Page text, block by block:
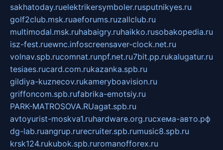
sakhatoday.ruelektrikersymboler.rusputnikyes.ru
golf2club.msk.ruaeforums.ruzallclub.ru
multimodal.msk.ruhabaigry.ruhaikko.rusobakopedia.ru
isz-fest.ruewnc.infoscreensaver-clock.net.ru
volnav.spb.rucomnat.runpf.net.ru7bit.pp.rukalugatur.ru
tesiaes.rucard.com.rukazanka.spb.ru
gildiya-kuznecov.rukameryboavision.ru
griffoncom.spb.rufabrika-emotsiy.ru
PARK-MATROSOVA.RUagat.spb.ru
avtoyurist-moskva1.ruhardware.org.ruсхема-авто.рф
dg-lab.ruangrup.rurecruiter.spb.rumusic8.spb.ru
krsk124.rukubok.spb.ruromanofforex.ru